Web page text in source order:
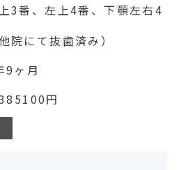
3番、左上4番、下顎左右4
他院にて抜歯済み）
9ヶ月
円